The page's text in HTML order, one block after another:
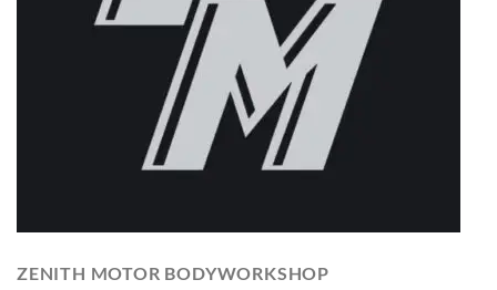
ZENITH MOTOR BODYWORKSHOP